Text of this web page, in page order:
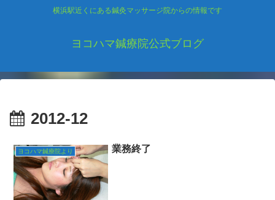
横浜駅近くにある鍼灸マッサージ院からの情報です
ヨコハマ鍼療院公式ブログ
2012-12
ヨコハマ鍼療院より 業務終了